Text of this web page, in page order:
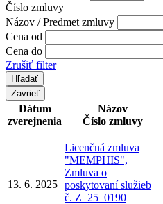
Číslo zmluvy
Názov / Predmet zmluvy
Cena od
Cena do
Zrušiť filter
Zavrieť
Dátum
zverejnenia
Názov
Číslo zmluvy
13. 6. 2025
Licenčná zmluva
"MEMPHIS",
Zmluva o
poskytovaní služieb
č. Z_25_0190